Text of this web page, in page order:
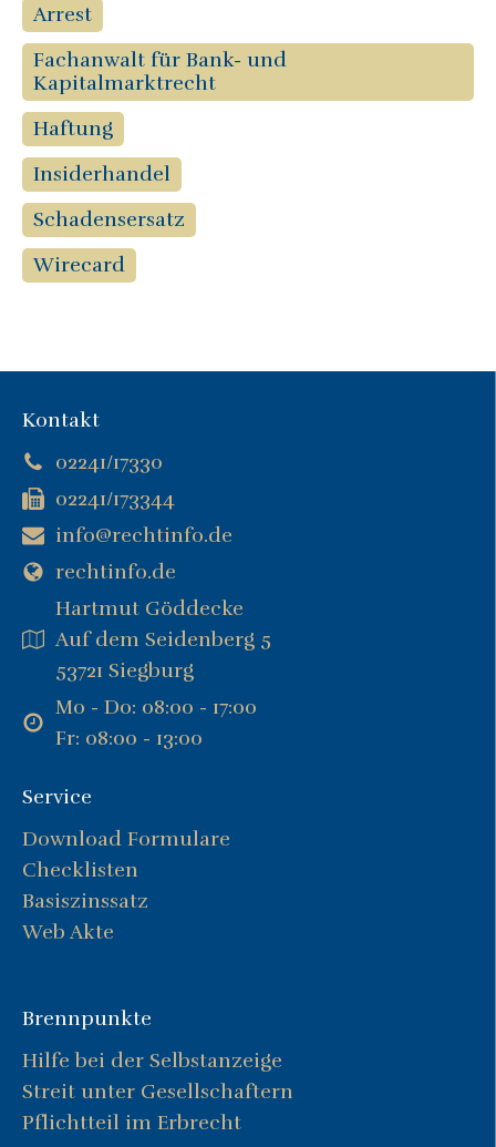
Arrest
Fachanwalt für Bank- und
Kapitalmarktrecht
Haftung
Insiderhandel
Schadensersatz
Wirecard
Kontakt
02241/17330
02241/173344
info@rechtinfo.de
rechtinfo.de
Hartmut Göddecke
Auf dem Seidenberg 5
53721 Siegburg
Mo - Do: 08:00 - 17:00
Fr: 08:00 - 13:00
Service
Download Formulare
Checklisten
Basiszinssatz
Web Akte
Brennpunkte
Hilfe bei der Selbstanzeige
Streit unter Gesellschaftern
Pflichtteil im Erbrecht